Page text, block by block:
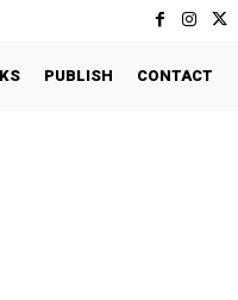
PUBLISH CONTACT
Persekutuan